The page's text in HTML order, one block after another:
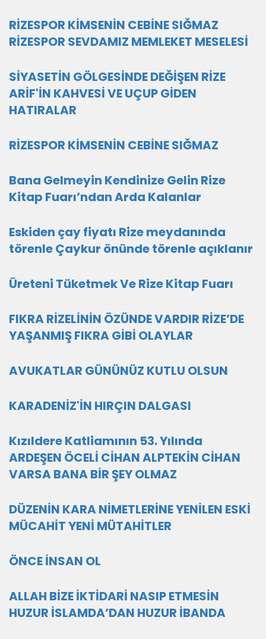
RİZESPOR KİMSENİN CEBİNE SIĞMAZ
RİZESPOR SEVDAMIZ MEMLEKET MESELESİ
SİYASETİN GÖLGESİNDE DEĞİŞEN RİZE
ARİF'İN KAHVESİ VE UÇUP GİDEN
HATIRALAR
RİZESPOR KİMSENİN CEBİNE SIĞMAZ
Bana Gelmeyin Kendinize Gelin Rize
Kitap Fuarı’ndan Arda Kalanlar
Eskiden çay fiyatı Rize meydanında
törenle Çaykur önünde törenle açıklanır
Üreteni Tüketmek Ve Rize Kitap Fuarı
FIKRA RİZELİNİN ÖZÜNDE VARDIR RİZE’DE
YAŞANMIŞ FIKRA GİBİ OLAYLAR
AVUKATLAR GÜNÜNÜZ KUTLU OLSUN
KARADENİZ'İN HIRÇIN DALGASI
Kızıldere Katliamının 53. Yılında
ARDEŞEN ÖCELİ CİHAN ALPTEKİN CİHAN
VARSA BANA BİR ŞEY OLMAZ
DÜZENİN KARA NİMETLERİNE YENİLEN ESKİ
MÜCAHİT YENİ MÜTAHİTLER
ÖNCE İNSAN OL
ALLAH BİZE İKTİDARİ NASIP ETMESİN
HUZUR İSLAMDA’DAN HUZUR İBANDA